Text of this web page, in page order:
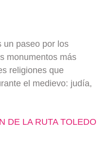
un paseo por los
monumentos más
religiones que
el medievo: judía,
DE LA RUTA TOLEDO